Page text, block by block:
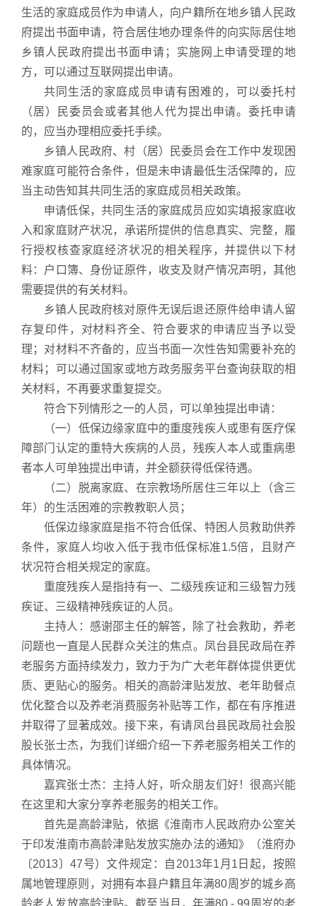
生活的家庭成员作为申请人，向户籍所在地乡镇人民政
府提出书面申请，符合居住地办理条件的向实际居住地
乡镇人民政府提出书面申请；实施网上申请受理的地
方，可以通过互联网提出申请。
共同生活的家庭成员申请有困难的，可以委托村
（居）民委员会或者其他人代为提出申请。委托申请
的，应当办理相应委托手续。
乡镇人民政府、村（居）民委员会在工作中发现困
难家庭可能符合条件，但是未申请最低生活保障的，应
当主动告知其共同生活的家庭成员相关政策。
申请低保，共同生活的家庭成员应如实填报家庭收
入和家庭财产状况，承诺所提供的信息真实、完整，履
行授权核查家庭经济状况的相关程序，并提供以下材
料：户口簿、身份证原件，收支及财产情况声明，其他
需要提供的有关材料。
乡镇人民政府核对原件无误后退还原件给申请人留
存复印件，对材料齐全、符合要求的申请应当予以受
理；对材料不齐备的，应当书面一次性告知需要补充的
材料；可以通过国家或地方政务服务平台查询获取的相
关材料，不再要求重复提交。
符合下列情形之一的人员，可以单独提出申请：
（一）低保边缘家庭中的重度残疾人或患有医疗保
障部门认定的重特大疾病的人员，残疾人本人或重病患
者本人可单独提出申请，并全额获得低保待遇。
（二）脱离家庭、在宗教场所居住三年以上（含三
年）的生活困难的宗教教职人员；
低保边缘家庭是指不符合低保、特困人员救助供养
条件，家庭人均收入低于我市低保标准1.5倍，且财产
状况符合相关规定的家庭。
重度残疾人是指持有一、二级残疾证和三级智力残
疾证、三级精神残疾证的人员。
主持人：感谢邵主任的解答，除了社会救助，养老
问题也一直是人民群众关注的焦点。凤台县民政局在养
老服务方面持续发力，致力于为广大老年群体提供更优
质、更贴心的服务。相关的高龄津贴发放、老年助餐点
优化整合以及养老消费服务补贴等工作，都在有序推进
并取得了显著成效。接下来，有请凤台县民政局社会股
股长张士杰，为我们详细介绍一下养老服务相关工作的
具体情况。
嘉宾张士杰：主持人好，听众朋友们好！很高兴能
在这里和大家分享养老服务的相关工作。
首先是高龄津贴，依据《淮南市人民政府办公室关
于印发淮南市高龄津贴发放实施办法的通知》（淮府办
〔2013〕47号）文件规定：自2013年1月1日起，按照
属地管理原则，对拥有本县户籍且年满80周岁的城乡高
龄老人发放高龄津贴。截至当月，年满80 - 99周岁的老